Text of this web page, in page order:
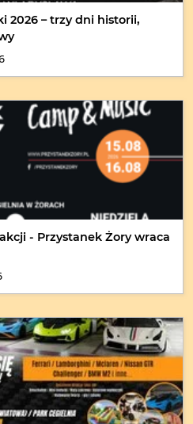
2026 – trzy dni historii,
- Przystanek Żory wraca